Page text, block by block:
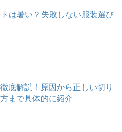
は暑い？失敗しない服装選び
底解説！原因から正しい切り
まで具体的に紹介